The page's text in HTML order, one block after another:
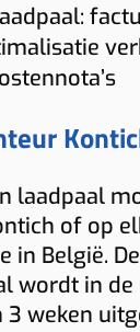
laadpaal
of op
in België.
wordt in de
weken